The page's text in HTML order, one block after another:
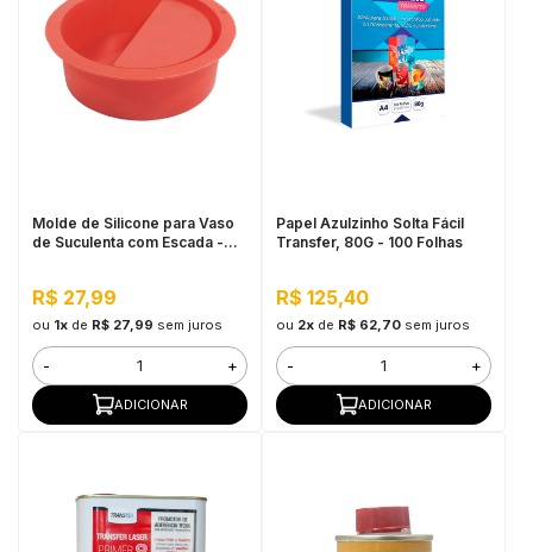
Molde de Silicone para Vaso
de Suculenta com Escada -
R$ 27,99
ou 1xde R$ 27,99 sem juros
- +
ADICIONAR
Papel Azulzinho Solta Fácil
Transfer, 80G - 100 Folhas
R$ 125,40
ou 2xde R$ 62,70 sem juros
- +
ADICIONAR